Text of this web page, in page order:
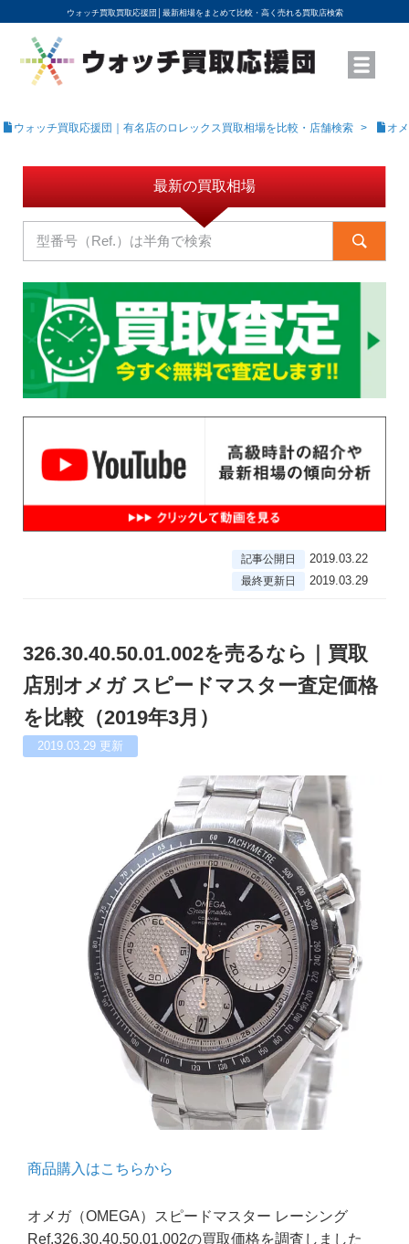
ウォッチ買取買取応援団│ 最新相場をまとめて比較・高く売れる買取店検索
YouTubeで動画を公開中
ROLEXモデル名から買取相場を調べる
高級時計ブランド名から買取相場を調べる
地域から買取店を探す
店舗名から買取店を探す
ブランド時計を高く売る方法
買取査定を依頼する
ウォッチ買取応援団｜有名店のロレックス買取相場を比較・店舗検索 オ
最新の買取相場
記事公開日 2019.03.22
最終更新日 2019.03.29
326.30.40.50.01.002を売るなら｜買取
店別オメガ スピードマスター査定価格
を比較（2019年3月）
2019.03.29 更新
商品購入はこちらから
オメガ（OMEGA）スピードマスター レーシング
Ref.326.30.40.50.01.002の買取価格を調査しました